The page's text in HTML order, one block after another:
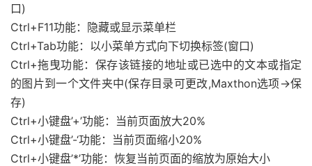
口)
Ctrl+F11功能：隐藏或显示菜单栏
Ctrl+Tab功能：以小菜单方式向下切换标签(窗口)
Ctrl+拖曳功能：保存该链接的地址或已选中的文本或指定
的图片到一个文件夹中(保存目录可更改,Maxthon选项→保
存)
Ctrl+小键盘’+’功能：当前页面放大20%
Ctrl+小键盘’-‘功能：当前页面缩小20%
Ctrl+小键盘’*’功能：恢复当前页面的缩放为原始大小